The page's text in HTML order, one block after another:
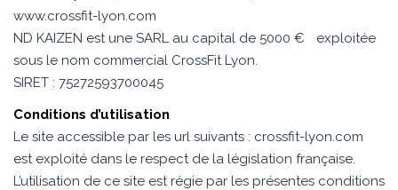
www.crossfit-lyon.com
ND KAIZEN est une SARL au capital de 5000 € exploitée
sous le nom commercial CrossFit Lyon.
SIRET : 75272593700045
Conditions d’utilisation
Le site accessible par les url suivants : crossfit-lyon.com
est exploité dans le respect de la législation française.
L’utilisation de ce site est régie par les présentes conditions